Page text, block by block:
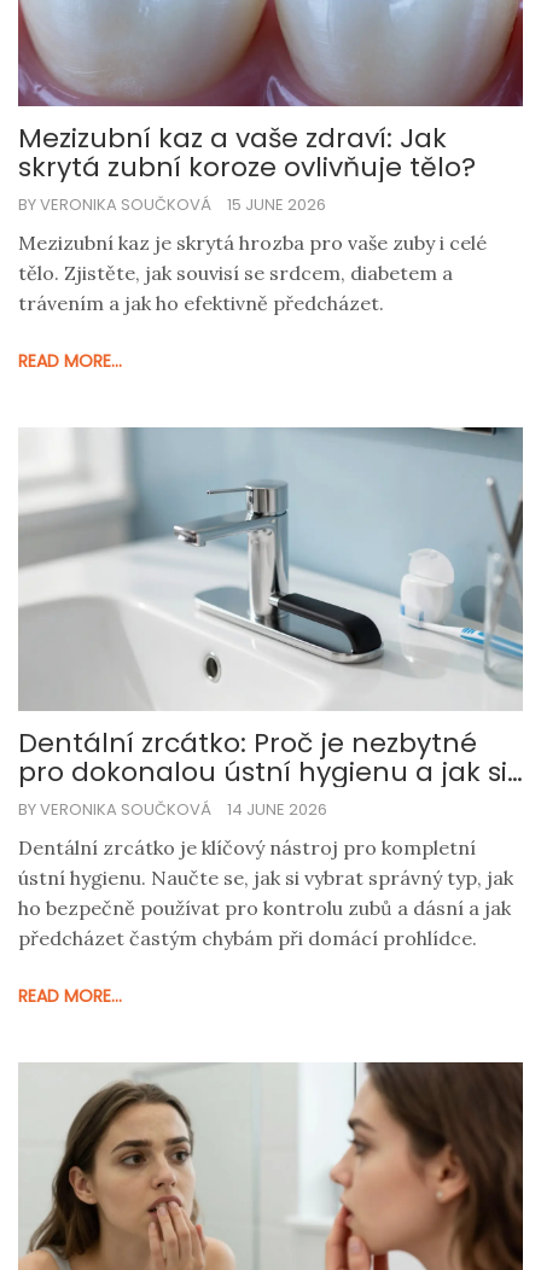
Mezizubní kaz a vaše zdraví: Jak
skrytá zubní koroze ovlivňuje tělo?
BY VERONIKA SOUČKOVÁ 15 JUNE 2026
Mezizubní kaz je skrytá hrozba pro vaše zuby i celé
tělo. Zjistěte, jak souvisí se srdcem, diabetem a
trávením a jak ho efektivně předcházet.
READ MORE...
Dentální zrcátko: Proč je nezbytné
pro dokonalou ústní hygienu a jak si
vybrat správný typ
BY VERONIKA SOUČKOVÁ 14 JUNE 2026
Dentální zrcátko je klíčový nástroj pro kompletní
ústní hygienu. Naučte se, jak si vybrat správný typ, jak
ho bezpečně používat pro kontrolu zubů a dásní a jak
předcházet častým chybám při domácí prohlídce.
READ MORE...